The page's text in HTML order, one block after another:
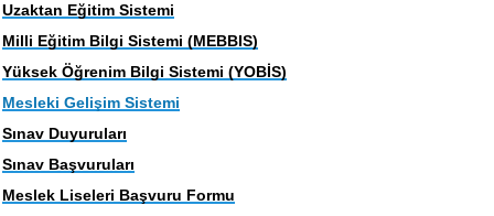
Uzaktan Eğitim Sistemi
Milli Eğitim Bilgi Sistemi (MEBBIS)
Yüksek Öğrenim Bilgi Sistemi (YOBİS)
Mesleki Gelişim Sistemi
Sınav Duyuruları
Sınav Başvuruları
Meslek Liseleri Başvuru Formu